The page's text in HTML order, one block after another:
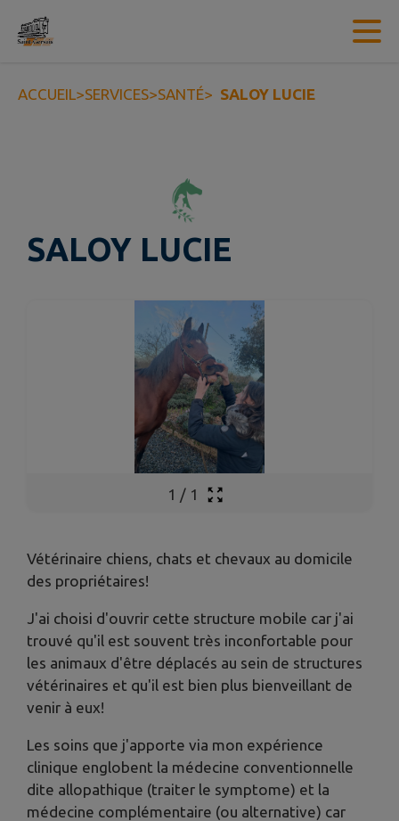
Contenu
ACCUEIL>SERVICES>SANTÉ> SALOY LUCIE
SALOY LUCIE
1 / 1
Vétérinaire chiens, chats et chevaux au domicile
des propriétaires!
J'ai choisi d'ouvrir cette structure mobile car j'ai
trouvé qu'il est souvent très inconfortable pour
les animaux d'être déplacés au sein de structures
vétérinaires et qu'il est bien plus bienveillant de
venir à eux!
​Les soins que j'apporte via mon expérience
clinique englobent la médecine conventionnelle
dite allopathique (traiter le symptome) et la
médecine complémentaire (ou alternative) car